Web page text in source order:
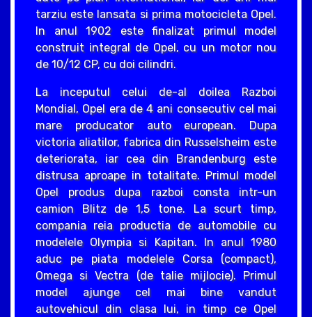
tarziu este lansata si prima motocicleta Opel.
In anul 1902 este finalizat primul model
construit integral de Opel, cu un motor nou
de 10/12 CP, cu doi cilindri.
La inceputul celui de-al doilea Razboi
Mondial, Opel era de 4 ani consecutiv cel mai
mare producator auto european. Dupa
victoria aliatilor, fabrica din Russelsheim este
deteriorata, iar cea din Brandenburg este
distrusa aproape in totalitate. Primul model
Opel produs dupa razboi consta intr-un
camion Blitz de 1,5 tone. La scurt timp,
compania reia productia de automobile cu
modelele Olympia si Kapitan. In anul 1980
aduc pe piata modelele Corsa (compact),
Omega si Vectra (de talie mijlocie). Primul
model ajunge cel mai bine vandut
autovehicul din clasa lui, in timp ce Opel